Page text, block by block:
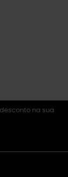
na sua